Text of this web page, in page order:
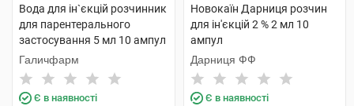
Вода для ін`єкцій розчинник
для парентерального
застосування 5 мл 10 ампул
Галичфарм
Є в наявності
Новокаїн Дарниця розчин
для ін'єкцій 2 % 2 мл 10
ампул
Дарниця ФФ
Є в наявності